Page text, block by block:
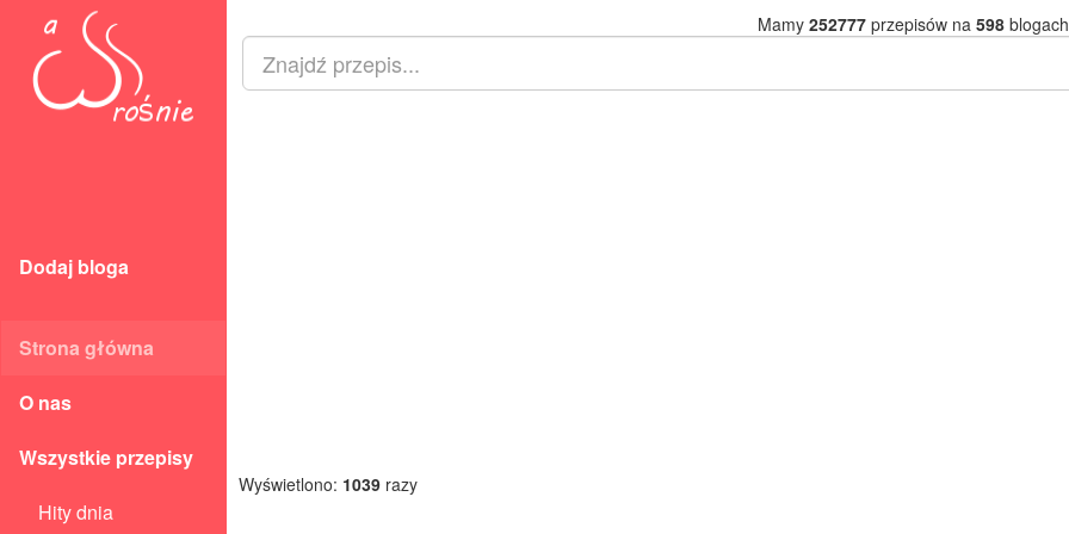
Dodaj bloga
Strona główna
O nas
Wszystkie przepisy
Hity dnia
Mamy 252777przepisów na 598
Wyświetlono: 1039 razy